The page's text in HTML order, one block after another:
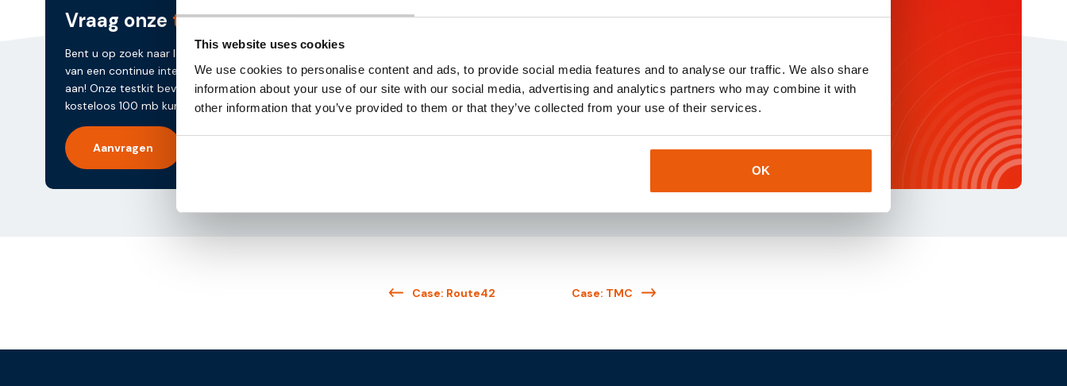
This website uses cookies
We use cookies to personalise content and ads, to provide social media features and to analyse our traffic. We also share
information about your use of our site with our social media, advertising and analytics partners who may combine it with
other information that you’ve provided to them or that they’ve collected from your use of their services.
OK
Vraag onze testkit aan
Bent u op zoek naar IoT simkaarten die uw oplossing voorzien
van een continue internetverbinding? Vraag dan onze testkit
aan! Onze testkit bevat drie simchips waarmee u drie maanden
kosteloos 100 mb kunt testen.
Aanvragen
Download onzebrochure
bedrijfsactiviteiten? Download dan deze brochure en ontvang
direct toegang tot waardevolle inzichten over onze
dienstverlening en IoT oplossingen.
Downloaden
Case: TMC
Case: Route42